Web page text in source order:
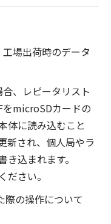
場出荷時のデータ
、レピータリスト
をmicroSDカードの
体に読み込むこと
新され、個人局やラ
込まれます。
ださい。
際の操作について